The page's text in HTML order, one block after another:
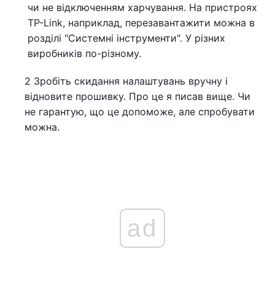
чи не відключенням харчування. На пристроях
TP-Link, наприклад, перезавантажити можна в
розділі "Системні інструменти". У різних
виробників по-різному.
2 Зробіть скидання налаштувань вручну і
відновите прошивку. Про це я писав вище. Чи
не гарантую, що це допоможе, але спробувати
можна.
ad